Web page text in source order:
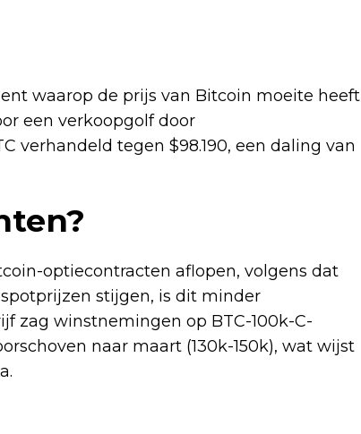
waarop de prijs van Bitcoin moeite heeft
een verkoopgolf door
verhandeld tegen $98.190, een daling van
optiecontracten aflopen, volgens dat
stijgen, is dit minder
zag winstnemingen op BTC-100k-C-
naar maart (130k-150k), wat wijst